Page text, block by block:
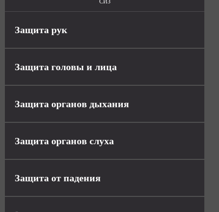
СИЗ
Защита рук
Защита головы и лица
Защита органов дыхания
Защита органов слуха
Защита от падения